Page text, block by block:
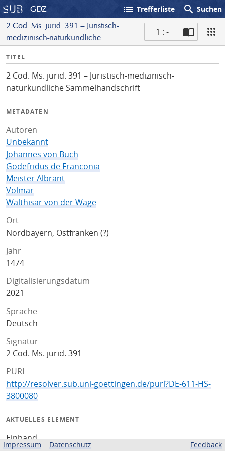
GDZ list Trefferliste search Suchen
2 Cod. Ms. jurid. 391 – Juristisch-
medizinisch-naturkundliche
1 : -
I
f
o
TITEL
2 Cod. Ms. jurid. 391 – Juristisch-medizinisch-
naturkundliche Sammelhandschrift
METADATEN
Autoren
Unbekannt
Johannes von Buch
Godefridus de Franconia
Meister Albrant
Volmar
Walthisar von der Wage
Ort
Nordbayern, Ostfranken (?)
Jahr
1474
Digitalisierungsdatum
2021
Sprache
Deutsch
Signatur
2 Cod. Ms. jurid. 391
PURL
http://resolver.sub.uni-goettingen.de/purl?DE-611-HS-
3800080
AKTUELLES ELEMENT
Einband
Impressum Datenschutz Feedback